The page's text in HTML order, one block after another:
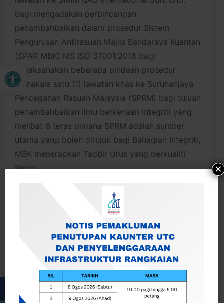
Buka bar alat
bagi mengadakan perbincangan
penambahbaikan dalam prosedur Sistem
Pengurusan Antirasuah Majlis Bandaraya Kuantan
(SPAR MBK) MS ISO 37001:2016 bagi
melaksanakan beberapa pindaan prosedur
manakala satu (1) lawatan khas ke Suruhanjaya
Pencegahan Rasuah Malaysia (SPRM) bagi tujuan
penambahbaikan ilmu berkenaan Integriti yang
melibat 6 teras dimana SPRM adalah sumber
utama yang boleh dirujuk bagi Bahagian Integriti,
MBK menerapkan Tadbir Urus yang berkualiti
tinggi.
menghargai atas segala kerjasama yang telah
diberikan kepada pihak SIRIM QAS International
Sdn. Bhd. dan Suruhanjaya Pencegahan Rasuah
Malaysia (SPRM) dalam menerima delegasi dari
Majlis Bandaraya Kuantan yang sememangnya
telah memberi banyak ilmu pengetahuan dan
pengalaman yang amat berharga.
×